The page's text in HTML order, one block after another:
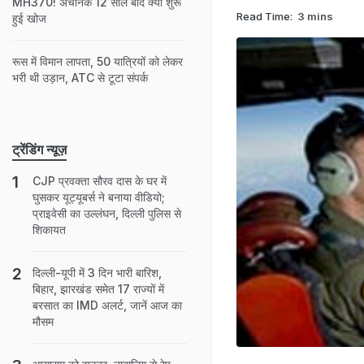
Read Time: 3 mins
हुई खोज
रूस में विमान लापता, 50 यात्रियों को लेकर
भरी थी उड़ान, ATC से टूटा संपर्क
ट्रेंडिंग न्यूज़
CJP प्रवक्ता सौरव दास के घर में
घुसकर यूट्यूबर्स ने बनाया वीडियो;
प्राइवेसी का उल्लंघन, दिल्ली पुलिस से
शिकायत
दिल्ली-यूपी में 3 दिन भारी बारिश,
बिहार, झारखंड समेत 17 राज्यों में
बरसात का IMD अलर्ट, जानें आज का
मौसम